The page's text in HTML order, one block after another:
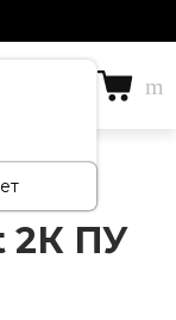
2К ПУ